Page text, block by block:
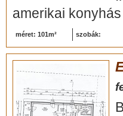
amerikai
méret: 101m² szobák: